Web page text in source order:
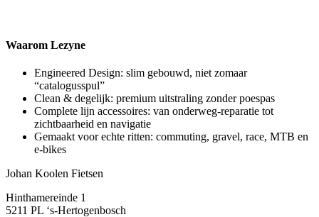
Waarom Lezyne
Engineered Design: slim gebouwd, niet zomaar
“catalogusspul”
Clean & degelijk: premium uitstraling zonder poespas
Complete lijn accessoires: van onderweg-reparatie tot
zichtbaarheid en navigatie
Gemaakt voor echte ritten: commuting, gravel, race, MTB en
e-bikes
Johan Koolen Fietsen
Hinthamereinde 1
5211 PL ‘s-Hertogenbosch